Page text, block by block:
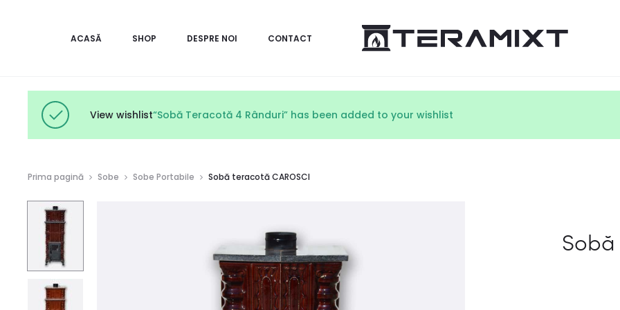
ACASĂ SHOP DESPRE NOI CONTACT
View wishlist“Sobă Teracotă 4 Rânduri” has been added to your wishlist
Prima pagină Sobe Sobe Portabile Sobă teracotă CAROSCI